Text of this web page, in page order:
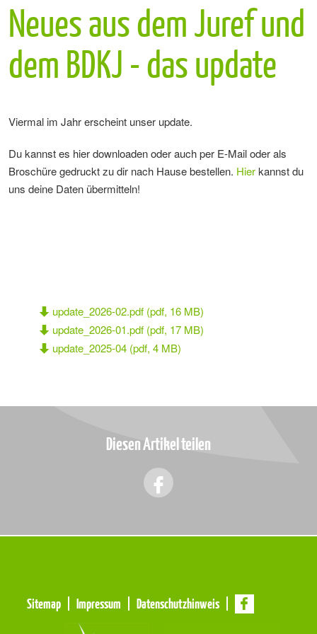
Neues aus dem Juref und
dem BDKJ - das update
Viermal im Jahr erscheint unser update.
Du kannst es hier downloaden oder auch per E-Mail oder als
Broschüre gedruckt zu dir nach Hause bestellen. Hierkannst du
uns deine Daten übermitteln!
update_2026-02.pdf (pdf, 16 MB)
update_2026-01.pdf (pdf, 17 MB)
update_2025-04 (pdf, 4 MB)
Diesen Artikel teilen
Navigation
Navigation
Sitemap Impressum Datenschutzhinweis